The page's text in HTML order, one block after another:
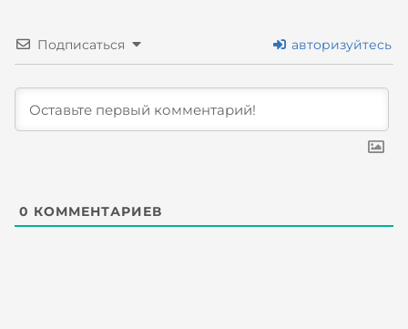
Подписаться авторизуйтесь
0 КОММЕНТАРИЕВ